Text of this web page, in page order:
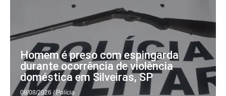
Homem é preso com espingarda
durante ocorrência de violência
doméstica em Silveiras, SP
08/08/2026 / Polícia